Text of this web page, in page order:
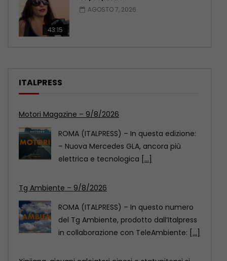
43:15
AGOSTO 7, 2026
ITALPRESS
Tg Ambiente – 9/8/2026
ROMA (ITALPRESS) – In questo numero
del Tg Ambiente, prodotto dall’Italpress
in collaborazione con TeleAmbiente:
Xinjiang, giovani calciatori cinesi e statunitensi si
incontrano grazie a sport
Uno scambio calcistico giovanile tra
Cina e Stati Uniti si è svolto nel fine